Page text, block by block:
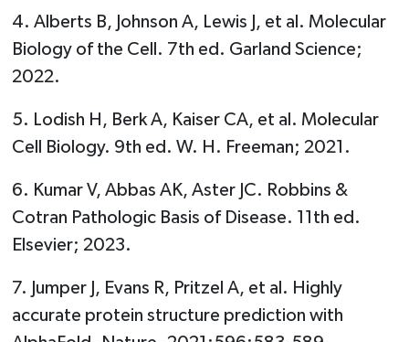
4. Alberts B, Johnson A, Lewis J, et al. Molecular
Biology of the Cell. 7th ed. Garland Science;
2022.
5. Lodish H, Berk A, Kaiser CA, et al. Molecular
Cell Biology. 9th ed. W. H. Freeman; 2021.
6. Kumar V, Abbas AK, Aster JC. Robbins &
Cotran Pathologic Basis of Disease. 11th ed.
Elsevier; 2023.
7. Jumper J, Evans R, Pritzel A, et al. Highly
accurate protein structure prediction with